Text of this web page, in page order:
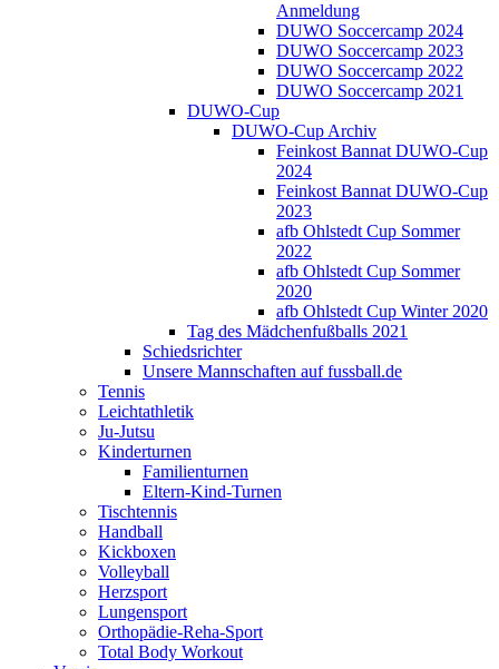
Anmeldung
DUWO Soccercamp 2024
DUWO Soccercamp 2023
DUWO Soccercamp 2022
DUWO Soccercamp 2021
DUWO-Cup
DUWO-Cup Archiv
Feinkost Bannat DUWO-Cup
2024
Feinkost Bannat DUWO-Cup
2023
afb Ohlstedt Cup Sommer
2022
afb Ohlstedt Cup Sommer
2020
afb Ohlstedt Cup Winter 2020
Tag des Mädchenfußballs 2021
Schiedsrichter
Unsere Mannschaften auf fussball.de
Tennis
Leichtathletik
Ju-Jutsu
Kinderturnen
Familienturnen
Eltern-Kind-Turnen
Tischtennis
Handball
Kickboxen
Volleyball
Herzsport
Lungensport
Orthopädie-Reha-Sport
Total Body Workout